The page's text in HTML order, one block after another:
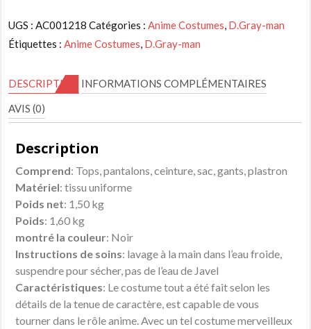
Allen
troisième
génération
costume
AC001218
UGS :AC001218 Catégories :Anime Costumes, D.Gray-man
Étiquettes :Anime Costumes, D.Gray-man
DESCRIPTION
INFORMATIONS COMPLÉMENTAIRES
AVIS (0)
Description
Comprend: Tops, pantalons, ceinture, sac, gants, plastron
Matériel: tissu uniforme
Poids net: 1,50 kg
Poids: 1,60 kg
montré la couleur: Noir
Instructions de soins: lavage à la main dans l’eau froide,
suspendre pour sécher, pas de l’eau de Javel
Caractéristiques: Le costume tout a été fait selon les
détails de la tenue de caractère, est capable de vous
tourner dans le rôle anime. Avec un tel costume merveilleux